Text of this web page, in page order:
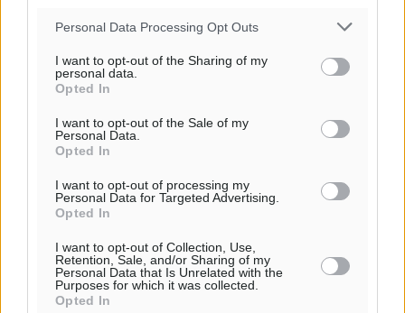
Personal Data Processing Opt Outs
I want to opt-out of the Sharing of my
personal data.
Opted In
I want to opt-out of the Sale of my
Personal Data.
Opted In
I want to opt-out of processing my
Personal Data for Targeted Advertising.
Opted In
I want to opt-out of Collection, Use,
Retention, Sale, and/or Sharing of my
Personal Data that Is Unrelated with the
Purposes for which it was collected.
Opted In
Για την μερική αναπαραγωγή της είδησης από άλλες
ιστοσελίδες είναι απαραίτητη η χρήση του παρακάτω
παρεχόμενου συνδέσμου παραπομπής προς το άρθρο
της Δημοκρατικής.
o καιρός τώρα:
αίθριος καιρός
km/h